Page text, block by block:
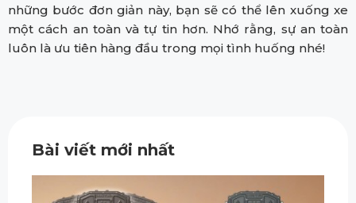
những bước đơn giản này, bạn sẽ có thể lên xuống xe
một cách an toàn và tự tin hơn. Nhớ rằng, sự an toàn
luôn là ưu tiên hàng đầu trong mọi tình huống nhé!
Bài viết mới nhất